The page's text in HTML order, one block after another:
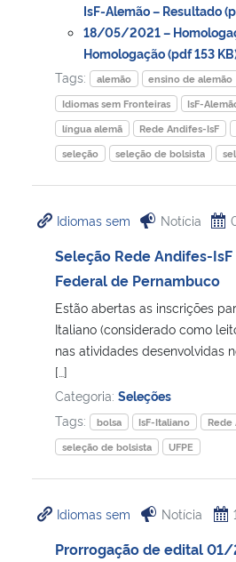
IsF-Alemão – Resultado
18/05/2021 –
Homologação (pdf 153
Tags:
alemão
ensino de alemão
Idiomas sem Fronteiras
IsF-
língua alemã
Rede Andifes-IsF
seleção
seleção de bolsista
Idiomas sem Notícia
Seleção Rede Andifes-
Federal de Pernambuco
Estão abertas as inscrições
Italiano (considerado como
nas atividades desenvolvidas
[…]
Categoria: Seleções
Tags:
bolsa IsF-Italiano Rede
seleção de bolsista
UFPE
Idiomas sem Notícia
Prorrogação de edital